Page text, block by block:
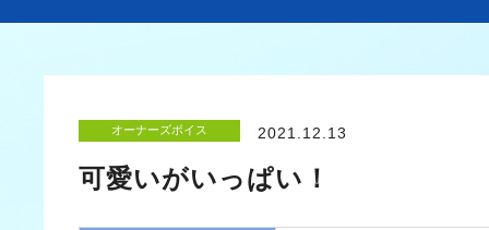
オーナーズボイス 2021.12.13
可愛いがいっぱい！